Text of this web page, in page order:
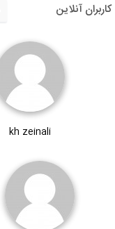
کاربران آنلاین
kh zeinali